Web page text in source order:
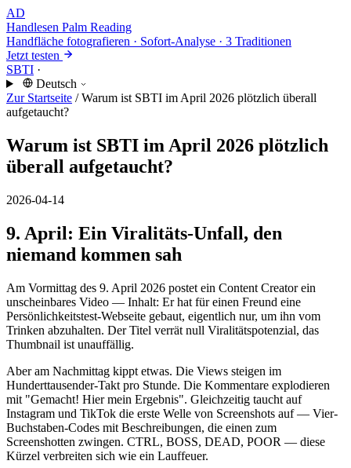
AD
Handlesen Palm Reading
Handfläche fotografieren · Sofort-Analyse · 3 Traditionen
Jetzt testen
SBTI ·
Deutsch
Zur Startseite / Warum ist SBTI im April 2026 plötzlich überall
aufgetaucht?
Warum ist SBTI im April 2026 plötzlich
überall aufgetaucht?
2026-04-14
9. April: Ein Viralitäts-Unfall, den
niemand kommen sah
Am Vormittag des 9. April 2026 postet ein Content Creator ein
unscheinbares Video — Inhalt: Er hat für einen Freund eine
Persönlichkeitstest-Webseite gebaut, eigentlich nur, um ihn vom
Trinken abzuhalten. Der Titel verrät null Viralitätspotenzial, das
Thumbnail ist unauffällig.
Aber am Nachmittag kippt etwas. Die Views steigen im
Hunderttausender-Takt pro Stunde. Die Kommentare explodieren
mit "Gemacht! Hier mein Ergebnis". Gleichzeitig taucht auf
Instagram und TikTok die erste Welle von Screenshots auf — Vier-
Buchstaben-Codes mit Beschreibungen, die einen zum
Screenshotten zwingen. CTRL, BOSS, DEAD, POOR — diese
Kürzel verbreiten sich wie ein Lauffeuer.